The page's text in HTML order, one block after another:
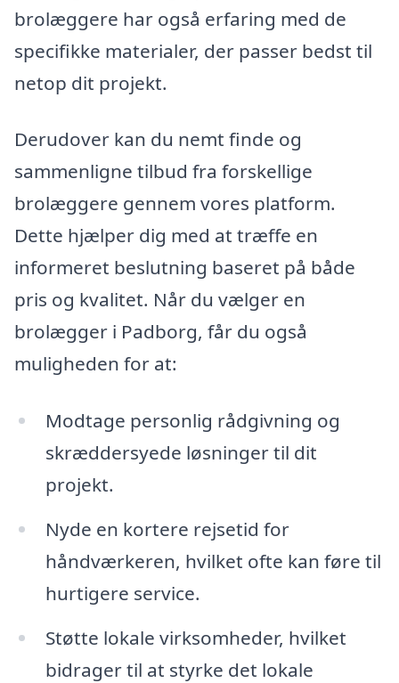
brolæggere har også erfaring med de
specifikke materialer, der passer bedst til
netop dit projekt.
Derudover kan du nemt finde og
sammenligne tilbud fra forskellige
brolæggere gennem vores platform.
Dette hjælper dig med at træffe en
informeret beslutning baseret på både
pris og kvalitet. Når du vælger en
brolægger i Padborg, får du også
muligheden for at:
Modtage personlig rådgivning og
skræddersyede løsninger til dit
projekt.
Nyde en kortere rejsetid for
håndværkeren, hvilket ofte kan føre til
hurtigere service.
Støtte lokale virksomheder, hvilket
bidrager til at styrke det lokale